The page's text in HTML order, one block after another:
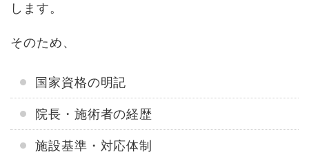
します。
そのため、
国家資格の明記
院長・施術者の経歴
施設基準・対応体制